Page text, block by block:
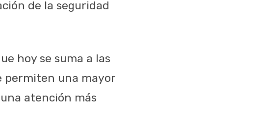
de la seguridad
hoy se suma a las
permiten una mayor
atención más